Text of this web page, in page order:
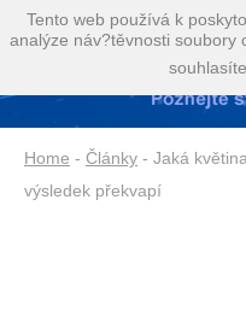
Home - Články - Jaká
výsledek překvapí
Tento web používá k
analýze náv?těvnosti soubory
souhlasíte.